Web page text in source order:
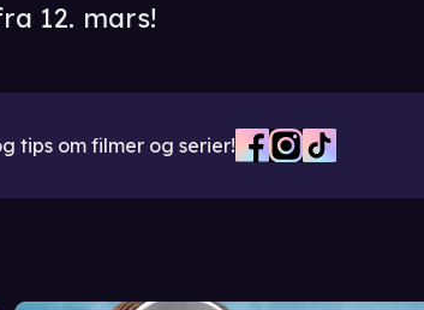
12. mars!
tips om filmer og serier!